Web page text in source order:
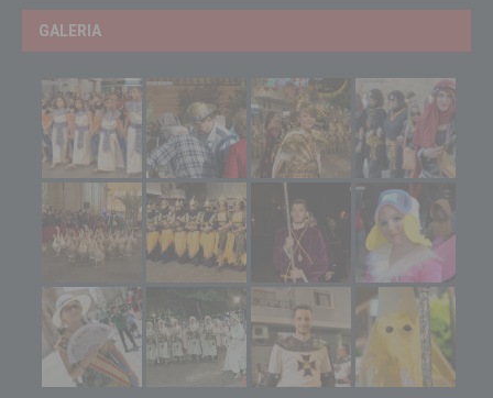
GALERIA